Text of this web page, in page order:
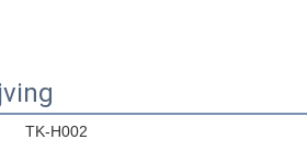
TK-H002